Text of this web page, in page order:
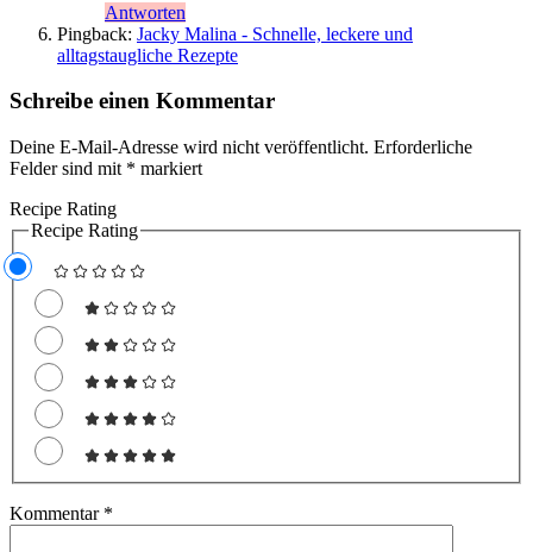
Antworten
Pingback: Jacky Malina - Schnelle, leckere und
alltagstaugliche Rezepte
Schreibe einen Kommentar
Deine E-Mail-Adresse wird nicht veröffentlicht. Erforderliche
Felder sind mit * markiert
Recipe Rating
Recipe Rating
Kommentar *